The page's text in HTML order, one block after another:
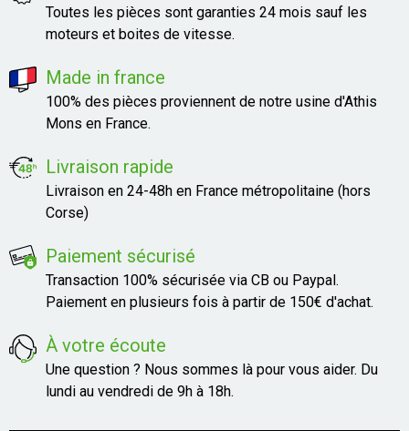
Toutes les pièces sont garanties 24 mois sauf les
moteurs et boites de vitesse.
Made in france
100% des pièces proviennent de notre usine d'Athis
Mons en France.
Livraison rapide
Livraison en 24-48h en France métropolitaine (hors
Corse)
Paiement sécurisé
Transaction 100% sécurisée via CB ou Paypal.
Paiement en plusieurs fois à partir de 150€ d'achat.
À votre écoute
Une question ? Nous sommes là pour vous aider. Du
lundi au vendredi de 9h à 18h.